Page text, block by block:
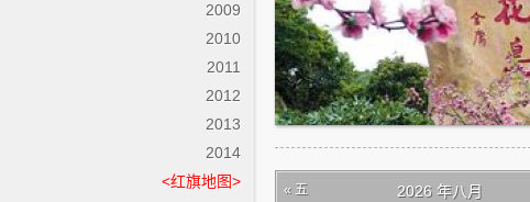
2009
2010
2011
2012
2013
2014
<红旗地图>
2013年7月21日 桃花岛之旅
2026 年八月
« 五